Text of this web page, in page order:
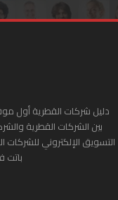
دليل شركات القطرية أول
بين الشركات القطرية
التسويق الإلكتروني
باتت